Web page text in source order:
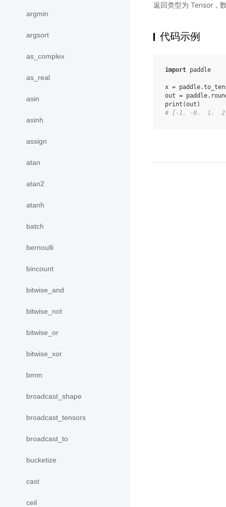
argmin
argsort
as_complex
as_real
asin
asinh
assign
atan
atan2
atanh
batch
bernoulli
bincount
bitwise_and
bitwise_not
bitwise_or
bitwise_xor
bmm
broadcast_shape
broadcast_tensors
broadcast_to
bucketize
cast
ceil
返回类型为 Tensor，
代码示例
import paddle
x = paddle.
out = paddle.
print (out )
# [-1. -0.  1.